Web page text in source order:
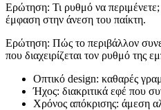
Ερώτηση: Τι ρυθμό να
έμφαση στην άνεση του παίκτη.
Ερώτηση: Πώς το περιβάλλον
που διαχειρίζεται τον ρυθμό της
Οπτικό design: καθαρές
Ήχος: διακριτικά εφέ που
Χρόνος απόκρισης: άμεση